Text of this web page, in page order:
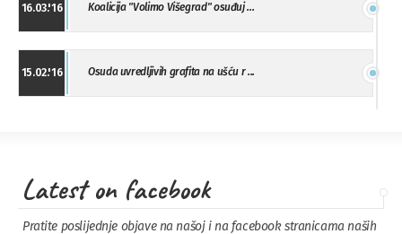
16.03.'16 Koalicija "Volimo Višegrad" osuđuj ...
15.02.'16 Osuda uvredljivih grafita na ušću r ...
13.11.'15 Osuda napada u Drvaru
Latest on facebook
Pratite poslijednje objave na našoj i na facebook stranicama naših